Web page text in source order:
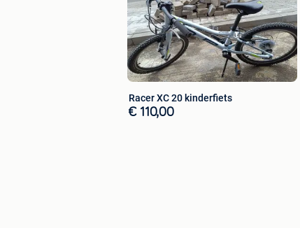
Racer XC 20 kinderfiets
€ 110,00